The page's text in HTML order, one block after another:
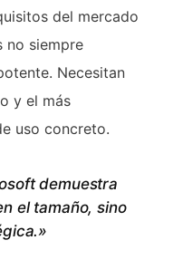
del mercado
no siempre
Necesitan
y el más
uso concreto.
demuestra
el tamaño, sino